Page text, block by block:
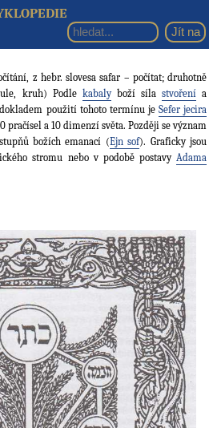
z hebr. slovesa safar – počítat; druhotně
kruh) Podle kabalyboží síla stvořenía
použití tohoto termínu je Sefer jecira
pračísel a 10 dimenzí světa. Později se význam
božích emanací (Ejn sof). Graficky jsou
stromu nebo v podobě postavy Adama